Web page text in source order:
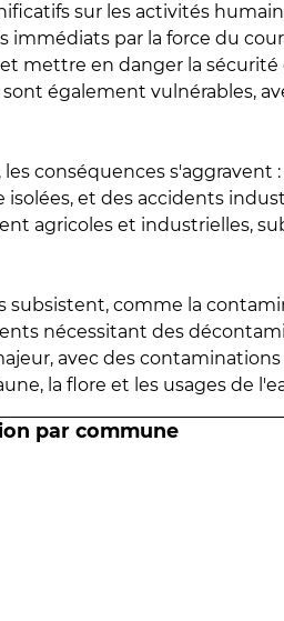
sur les activités
immédiats par la force du
mettre en danger la sécurité
également vulnérables,
conséquences s'aggravent
et des accidents
agricoles et industrielles,
subsistent, comme la
nécessitant des
avec des
la flore et les usages de
par commune